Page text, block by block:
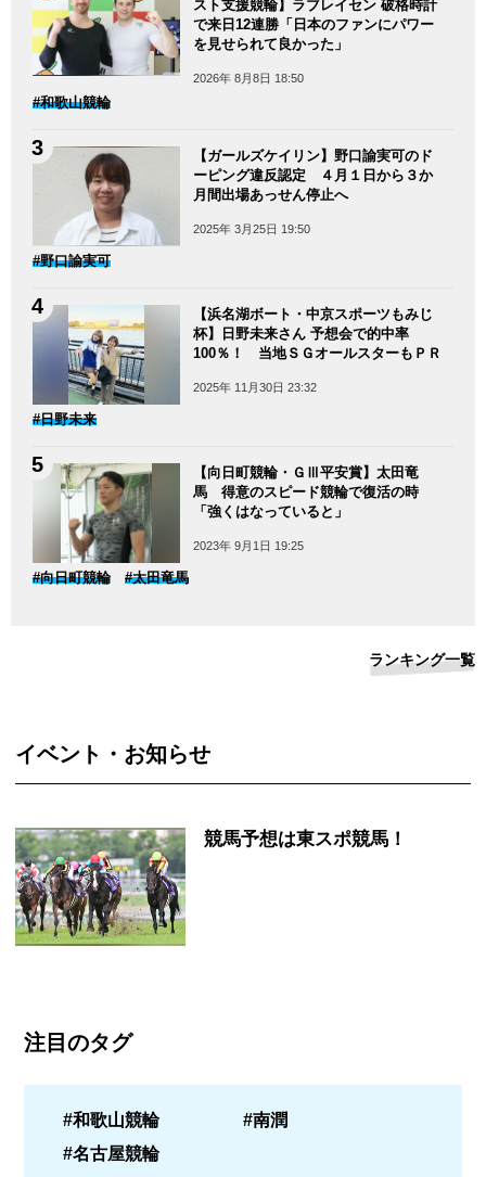
スト支援競輪】ラブレイセン 破格時計
で来日12連勝「日本のファンにパワー
を見せられて良かった」
2026年 8月8日 18:50
#和歌山競輪
【ガールズケイリン】野口諭実可のド
ーピング違反認定 ４月１日から３か
月間出場あっせん停止へ
2025年 3月25日 19:50
#野口諭実可
【浜名湖ボート・中京スポーツもみじ
杯】日野未来さん 予想会で的中率
100％！ 当地ＳＧオールスターもＰＲ
2025年 11月30日 23:32
#日野未来
【向日町競輪・ＧⅢ平安賞】太田竜
馬 得意のスピード競輪で復活の時
「強くはなっていると」
2023年 9月1日 19:25
#向日町競輪 #太田竜馬
ランキング一覧
イベント・お知らせ
競馬予想は東スポ競馬！
注目のタグ
#和歌山競輪
#南潤
#名古屋競輪